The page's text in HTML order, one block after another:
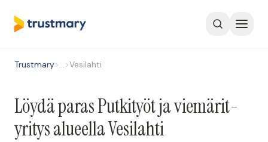
Trustmary>…>Vesilahti
Löydä paras Putkityöt ja viemärit-
yritys alueella Vesilahti